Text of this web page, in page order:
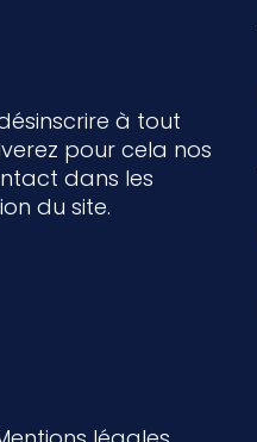
à tout
pour cela nos
dans les
du site.